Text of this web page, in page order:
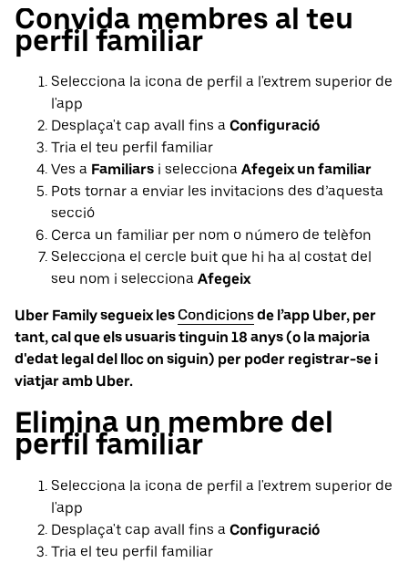
Convida membres al teu
perfil familiar
Selecciona la icona de perfil a l'extrem superior de
l'app
Desplaça't cap avall fins a Configuració
Tria el teu perfil familiar
Ves a Familiars i selecciona Afegeix un familiar
Pots tornar a enviar les invitacions des d’aquesta
secció
Cerca un familiar per nom o número de telèfon
Selecciona el cercle buit que hi ha al costat del
seu nom i selecciona Afegeix
Uber Family segueix les Condicionsde l’app Uber, per
tant, cal que els usuaris tinguin 18 anys (o la majoria
d'edat legal del lloc on siguin) per poder registrar-se i
viatjar amb Uber.
Elimina un membre del
perfil familiar
Selecciona la icona de perfil a l'extrem superior de
l'app
Desplaça't cap avall fins a Configuració
Tria el teu perfil familiar